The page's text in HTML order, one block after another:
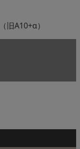
旧A10+α）